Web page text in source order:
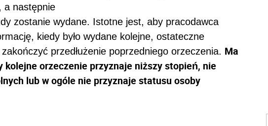
a następnie
zostanie wydane. Istotne jest, aby pracodawca
kiedy było wydane kolejne, ostateczne
przedłużenie poprzedniego orzeczenia. Ma
kolejne orzeczenie przyznaje niższy stopień, nie
lub w ogóle nie przyznaje statusu osoby